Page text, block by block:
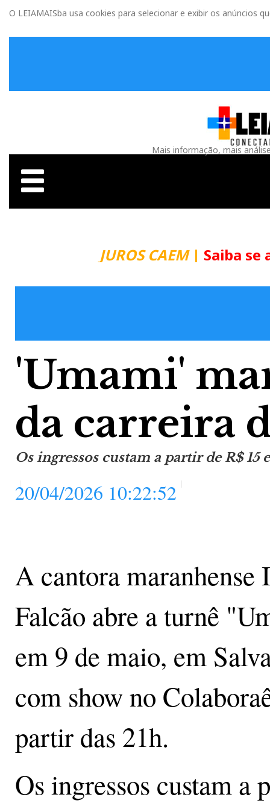
O LEIAMAISba usa cookies para selecionar e exibir os anúncios
Mais informação, mais
JUROS CAEM| Saiba se
'Umami'
da carreira
Os ingressos custam a partir de R$ 15
20/04/2026 10:22:52
A cantora maranhense
Falcão abre a turnê
em 9 de maio, em
com show no
partir das 21h.
Os ingressos custam a